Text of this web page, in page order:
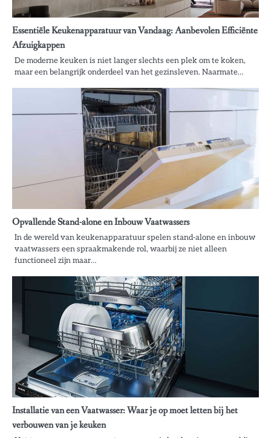
Essentiële Keukenapparatuur van Vandaag: Aanbevolen Efficiënte
Afzuigkappen
De moderne keuken is niet langer slechts een plek om te koken,
maar een belangrijk onderdeel van het gezinsleven. Naarmate…
Opvallende Stand-alone en Inbouw Vaatwassers
In de wereld van keukenapparatuur spelen stand-alone en inbouw
vaatwassers een spraakmakende rol, waarbij ze niet alleen
functioneel zijn maar…
Installatie van een Vaatwasser: Waar je op moet letten bij het
verbouwen van je keuken